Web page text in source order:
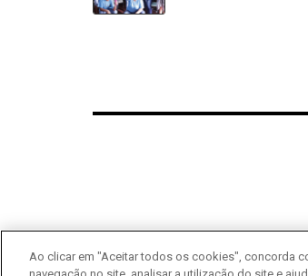
Ao clicar em "Aceitar todos os cookies", concorda